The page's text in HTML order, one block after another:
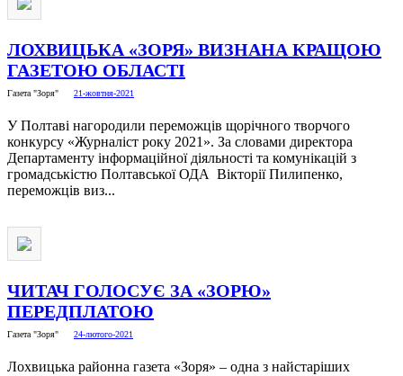
ЛОХВИЦЬКА «ЗОРЯ» ВИЗНАНА КРАЩОЮ
ГАЗЕТОЮ ОБЛАСТІ
Газета "Зоря" 21-жовтня-2021
У Полтаві нагородили переможців щорічного творчого
конкурсу «Журналіст року 2021». За словами директора
Департаменту інформаційної діяльності та комунікацій з
громадськістю Полтавської ОДА Вікторії Пилипенко,
переможців виз...
ЧИТАЧ ГОЛОСУЄ ЗА «ЗОРЮ»
ПЕРЕДПЛАТОЮ
Газета "Зоря" 24-лютого-2021
Лохвицька районна газета «Зоря» – одна з найстаріших